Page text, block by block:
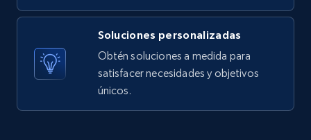
X (formerly Twitter) - Posts - Getting x
posts by array of profiles
posted, Photos, URL, Quoted post, and more.
Soluciones personalizadas
Obtén soluciones a medida para
satisfacer necesidades y objetivos
únicos.